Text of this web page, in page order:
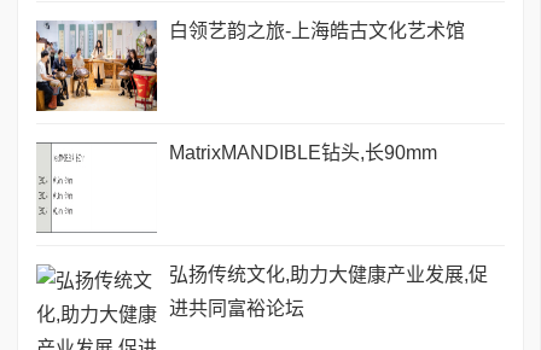
白领艺韵之旅-上海皓古文化艺术馆
MatrixMANDIBLE钻头,长90mm
弘扬传统文化,助力大健康产业发展,促
进共同富裕论坛